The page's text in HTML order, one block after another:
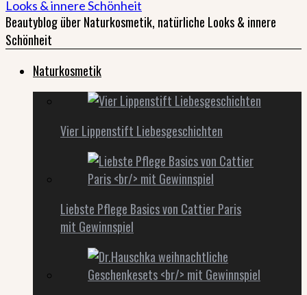
Beautyblog über Naturkosmetik, natürliche Looks & innere
Schönheit
Naturkosmetik
Vier Lippenstift Liebesgeschichten
Liebste Pflege Basics von Cattier Paris
mit Gewinnspiel